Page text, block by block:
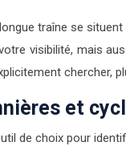
traîne se
visibilité, mais
chercher,
et
de choix pour